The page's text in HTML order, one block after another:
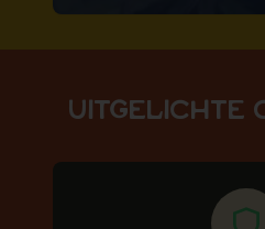
UITGELICHTE